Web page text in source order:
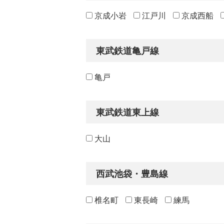
京成小岩 江戸川 京成西船
東武鉄道亀戸線
亀戸
東武鉄道東上線
大山
西武池袋・豊島線
椎名町 東長崎 練馬